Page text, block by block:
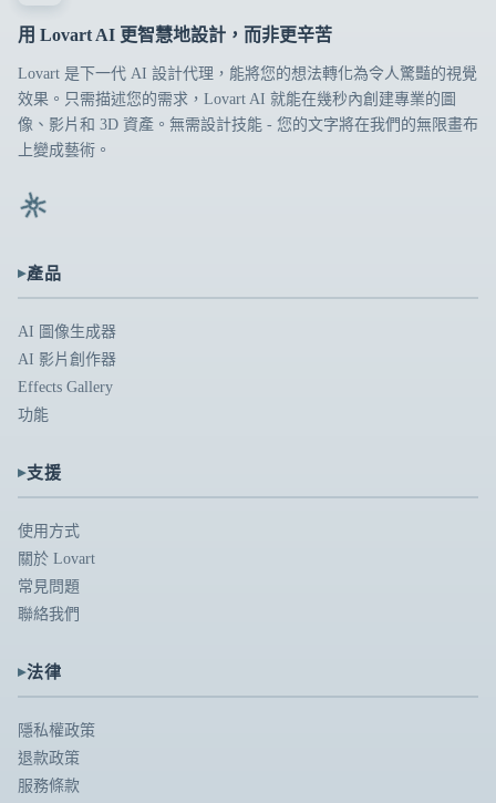
用 Lovart AI 更智慧地設計，而非更辛苦
Lovart 是下一代 AI 設計代理，能將您的想法轉化為令人驚豔的視覺
效果。只需描述您的需求，Lovart AI 就能在幾秒內創建專業的圖
像、影片和 3D 資產。無需設計技能 - 您的文字將在我們的無限畫布
上變成藝術。
▸產品
AI 圖像生成器
AI 影片創作器
Effects Gallery
功能
▸支援
使用方式
關於 Lovart
常見問題
聯絡我們
▸法律
隱私權政策
退款政策
服務條款